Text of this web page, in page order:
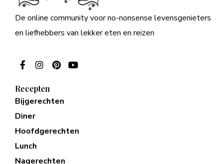
De online community voor no-nonsense levensgenieters
en liefhebbers van lekker eten en reizen
Recepten
Bijgerechten
Diner
Hoofdgerechten
Lunch
Nagerechten